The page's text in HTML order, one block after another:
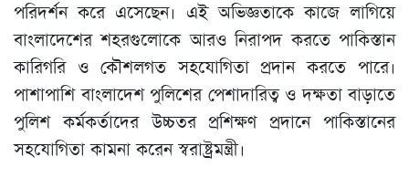
পরিদর্শন করে এসেছেন। এই অভিজ্ঞতাকে কাজে লাগিয়ে
বাংলাদেশের শহরগুলোকে আরও নিরাপদ করতে পাকিস্তান
কারিগরি ও কৌশলগত সহযোগিতা প্রদান করতে পারে।
পাশাপাশি বাংলাদেশ পুলিশের পেশাদারিত্ব ও দক্ষতা বাড়াতে
পুলিশ কর্মকর্তাদের উচ্চতর প্রশিক্ষণ প্রদানে পাকিস্তানের
সহযোগিতা কামনা করেন স্বরাষ্ট্রমন্ত্রী।